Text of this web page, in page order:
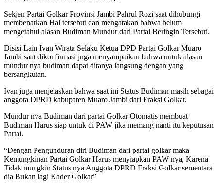
Sekjen Partai Golkar Provinsi Jambi Pahrul Rozi saat dihubungi
membenarkan Hal tersebut dan mengatakan bahwa belum
mengetahui alasan Budiman Mundur dari Partai Beringin Tersebut.
Disisi Lain Ivan Wirata Selaku Ketua DPD Partai Golkar Muaro
Jambi saat dikonfirmasi juga menyampaikan bahwa untuk alasan
mundur nya budiman dapat ditanya langsung dengan yang
bersangkutan.
Ivan juga menjelaskan bahwa saat ini Status Budiman masih sebagai
anggota DPRD kabupaten Muaro Jambi dari Fraksi Golkar.
Mundur nya Budiman dari partai Golkar Otomatis membuat
Budiman Harus siap untuk di PAW jika memang nanti itu keputusan
Partai.
“Dengan Pengunduran diri Budiman dari partai golkar maka
Kemungkinan Partai Golkar Harus menyiapkan PAW nya, Karena
Tidak mungkin Status nya Anggota DPRD Fraksi Golkar sementara
dia Bukan lagi Kader Golkar”